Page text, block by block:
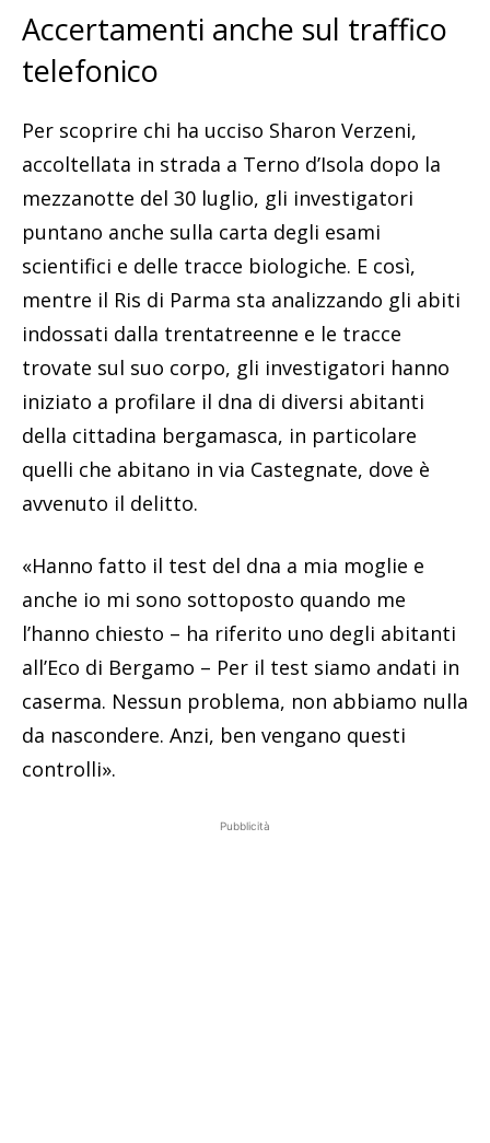
Accertamenti anche sul traffico
telefonico
Per scoprire chi ha ucciso Sharon Verzeni,
accoltellata in strada a Terno d’Isola dopo la
mezzanotte del 30 luglio, gli investigatori
puntano anche sulla carta degli esami
scientifici e delle tracce biologiche. E così,
mentre il Ris di Parma sta analizzando gli abiti
indossati dalla trentatreenne e le tracce
trovate sul suo corpo, gli investigatori hanno
iniziato a profilare il dna di diversi abitanti
della cittadina bergamasca, in particolare
quelli che abitano in via Castegnate, dove è
avvenuto il delitto.
«Hanno fatto il test del dna a mia moglie e
anche io mi sono sottoposto quando me
l’hanno chiesto – ha riferito uno degli abitanti
all’Eco di Bergamo – Per il test siamo andati in
caserma. Nessun problema, non abbiamo nulla
da nascondere. Anzi, ben vengano questi
controlli».
Pubblicità